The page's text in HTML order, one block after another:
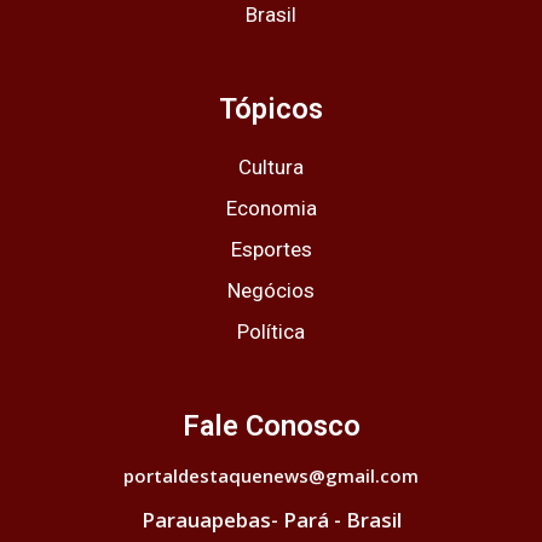
Brasil
Tópicos
Cultura
Economia
Esportes
Negócios
Política
Fale Conosco
portaldestaquenews@gmail.com
Parauapebas- Pará - Brasil